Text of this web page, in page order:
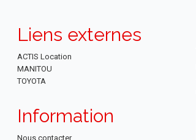
Liens externes
ACTIS Location
MANITOU
TOYOTA
Information
Nous contacter